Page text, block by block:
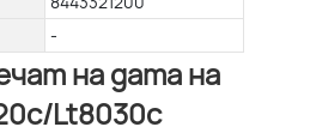
-
на дата на
Lt8030c